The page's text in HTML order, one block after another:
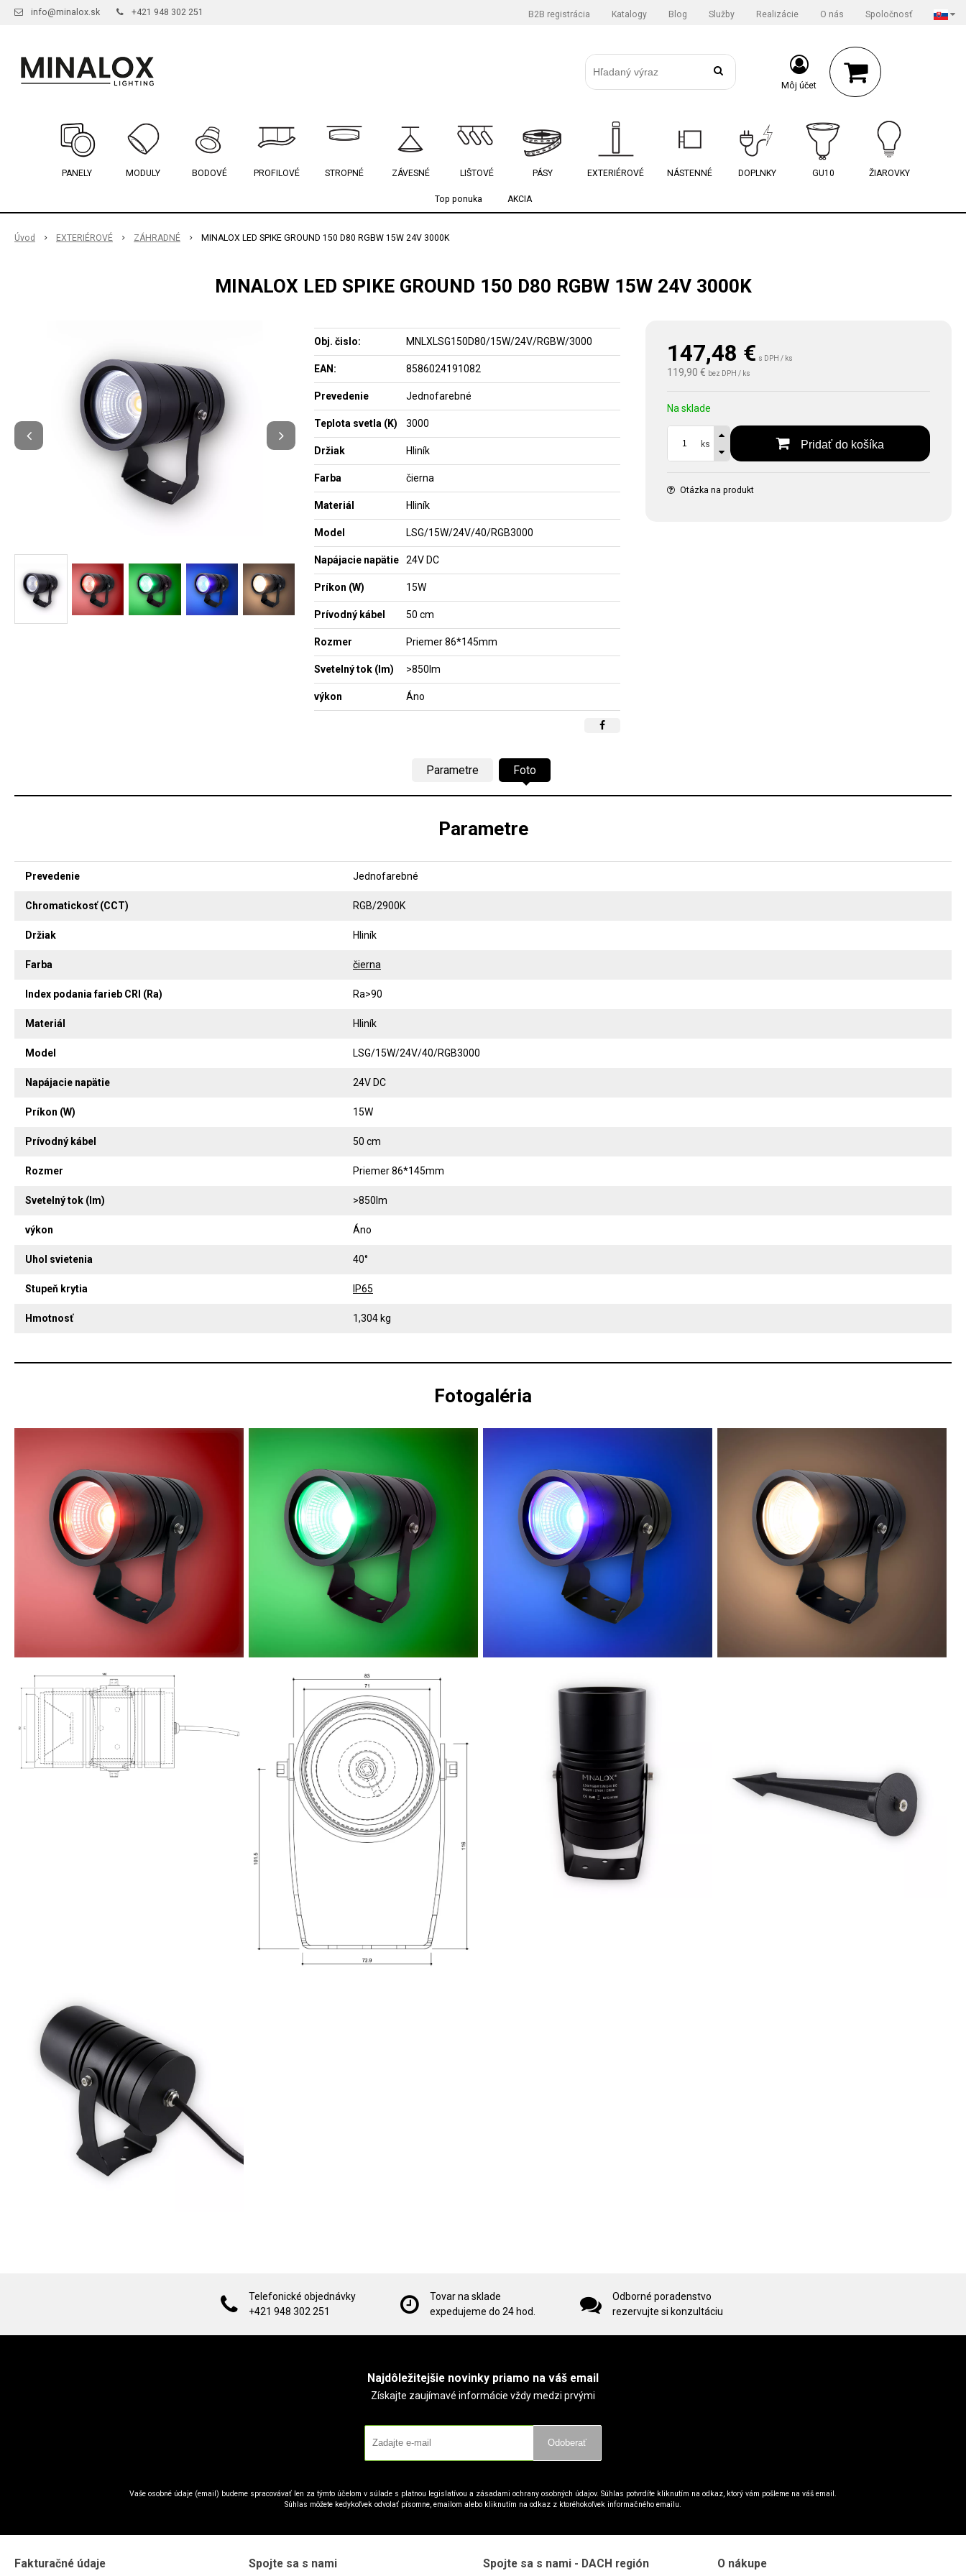
info@minalox.sk +421 948 302 251 B2B registrácia Katalogy Blog Služby Realizácie O nás Spoločnosť
Môj účet
PANELY MODULY BODOVÉ PROFILOVÉ STROPNÉ ZÁVESNÉ LIŠTOVÉ PÁSY EXTERIÉROVÉ NÁSTENNÉ DOPLNKY GU10 ŽIAROVKY
Top ponuka AKCIA
Úvod EXTERIÉROVÉ ZÁHRADNÉ MINALOX LED SPIKE GROUND 150 D80 RGBW 15W 24V 3000K
MINALOX LED SPIKE GROUND 150 D80 RGBW 15W 24V 3000K
147,48 € s DPH / ks
119,90 € bez DPH / ks
Na sklade
ks Pridať do košíka
Otázka na produkt
Obj. čislo: MNLXLSG150D80/15W/24V/RGBW/3000
EAN: 8586024191082
Prevedenie Jednofarebné
Teplota svetla (K) 3000
Držiak Hliník
Farba čierna
Materiál Hliník
Model LSG/15W/24V/40/RGB3000
Napájacie napätie 24V DC
Príkon (W) 15W
Prívodný kábel 50 cm
Rozmer Priemer 86*145mm
Svetelný tok (lm) >850lm
výkon Áno
Parametre Foto
Parametre
Prevedenie Jednofarebné
Chromatickosť (CCT) RGB/2900K
Držiak Hliník
Farba čierna
Index podania farieb CRI (Ra) Ra>90
Materiál Hliník
Model LSG/15W/24V/40/RGB3000
Napájacie napätie 24V DC
Príkon (W) 15W
Prívodný kábel 50 cm
Rozmer Priemer 86*145mm
Svetelný tok (lm) >850lm
výkon Áno
Uhol svietenia 40°
Stupeň krytia IP65
Hmotnosť 1,304 kg
Fotogaléria
Telefonické objednávky
+421 948 302 251
Tovar na sklade
expedujeme do 24 hod.
Odborné poradenstvo
rezervujte si konzultáciu
Najdôležitejšie novinky priamo na váš email
Získajte zaujímavé informácie vždy medzi prvými
Odoberať
Vaše osobné údaje (email) budeme spracovávať len za týmto účelom v súlade s platnou legislatívou a zásadami ochrany osobných údajov. Súhlas potvrdíte kliknutím na odkaz, ktorý vám pošleme na váš email.
Súhlas môžete kedykoľvek odvolať písomne, emailom alebo kliknutím na odkaz z ktoréhokoľvek informačného emailu.
Fakturačné údaje Spojte sa s nami Spojte sa s nami - DACH región O nákupe